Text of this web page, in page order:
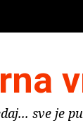
sve je